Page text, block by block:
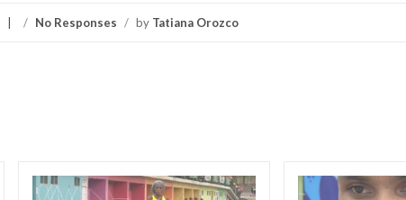
/ No Responses / by Tatiana Orozco